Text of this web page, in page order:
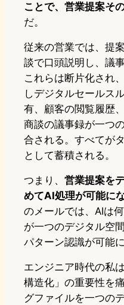
ことで、営業提案そ
だ。
従来の営業では、提
談で口頭説明し、議
これらは断片化され
しデジタルセールス
有、顧客の閲覧履歴
商談の議事録が一つ
合される。すべてが
として蓄積される。
つまり、 営業提案を
めてAI処理が可能に
のメールでは、AIは
が一つのデジタル空
パターン認識が可能に
エンジニア時代の私
構造化」の重要性を
グファイルを一つの